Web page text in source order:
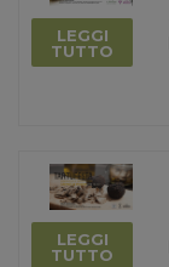
LEGGI
TUTTO
LEGGI
TUTTO